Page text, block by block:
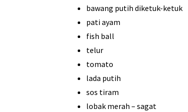
bawang putih diketuk-ketuk
pati ayam
fish ball
telur
tomato
lada putih
sos tiram
lobak merah – sagat